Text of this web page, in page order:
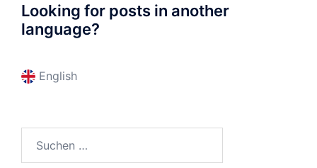
Looking for posts in another
language?
English
nach: